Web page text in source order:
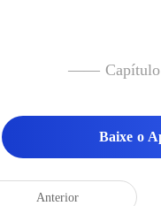
——
Baixe o
Anterior